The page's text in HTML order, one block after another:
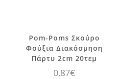
Pom-Poms Σκούρο
Φούξια Διακόσμηση
Πάρτυ 2cm 20τεμ
0,87€